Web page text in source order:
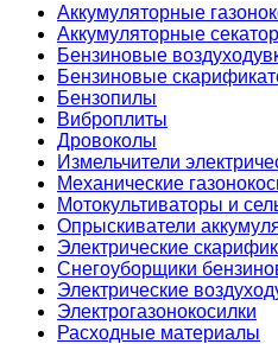
Аккумуляторные
Аккумуляторные
Бензиновые
Бензиновые
Бензопилы
Виброплиты
Дровоколы
Измельчители
Механические
Мотокультиваторы и
Опрыскиватели
Электрические
Снегоуборщики
Электрические
Электрогазонокосилки
Расходные материалы